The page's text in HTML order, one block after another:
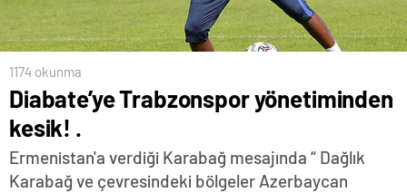
1174 okunma
Diabate’ye Trabzonspor yönetiminden
kesik! .
Ermenistan'a verdiği Karabağ mesajında “ Dağlık
Karabağ ve çevresindeki bölgeler Azerbaycan